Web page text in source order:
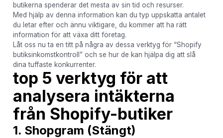
butikerna spenderar det mesta av sin tid och resurser.
Med hjälp av denna information kan du typ uppskatta antalet
du letar efter och ännu viktigare, du kommer att ha rätt
information för att växa ditt företag.
Låt oss nu ta en titt på några av dessa verktyg för “Shopify
butiksinkomstkontroll” och se hur de kan hjälpa dig att slå
dina tuffaste konkurrenter.
top 5 verktyg för att
analysera intäkterna
från Shopify-butiker
1. Shopgram (Stängt)